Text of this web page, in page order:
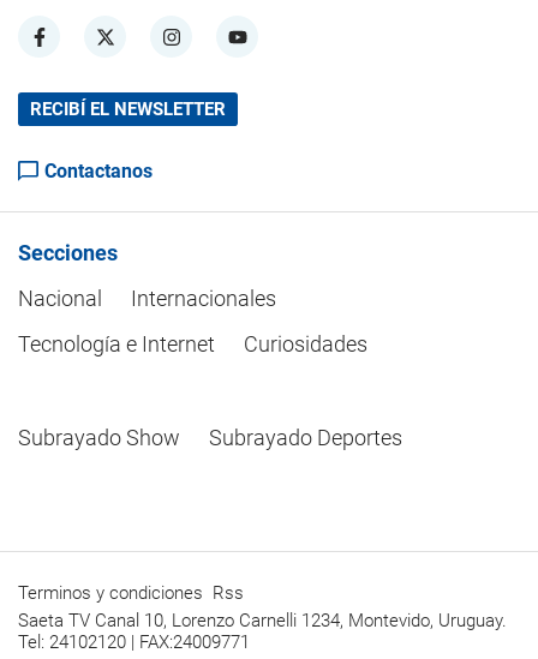
RECIBÍ EL NEWSLETTER
Contactanos
Secciones
Nacional
Internacionales
Tecnología e Internet
Curiosidades
Subrayado Show Subrayado Deportes
Terminos y condiciones Rss
Saeta TV Canal 10, Lorenzo Carnelli 1234, Montevido, Uruguay.
Tel: 24102120 | FAX:24009771